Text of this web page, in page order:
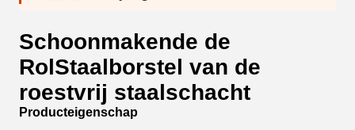
Schoonmakende de
RolStaalborstel van de
roestvrij staalschacht
Producteigenschap